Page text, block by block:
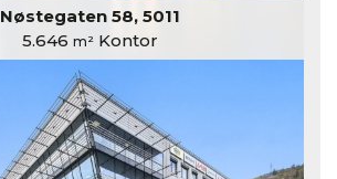
Nøstegaten 58, 5011
5.646 m²Kontor